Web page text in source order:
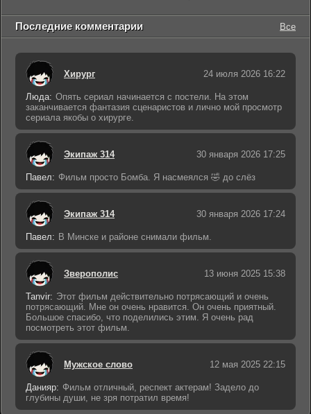
Последние комментарии Все
Хирург 24 июля 2026 16:22
Люда: Опять сериал начинается с постели. На этом
заканчивается фантазия сценаристов и лично мой просмотр
сериала якобы о хирурге.
Экипаж 314 30 января 2026 17:25
Павел: Фильм просто Бомба. Я насмеялся 🤣 до слёз
Экипаж 314 30 января 2026 17:24
Павел: В Минске и районе снимали фильм.
Зверополис 13 июня 2025 15:38
Tanvir: Этот фильм действительно потрясающий и очень
потрясающий. Мне он очень нравится. Он очень приятный.
Большое спасибо, что поделились этим. Я очень рад
посмотреть этот фильм.
Мужское слово 12 мая 2025 22:15
Данияр: Фильм отличный, респект актерам! Задело до
глубины души, не зря потратил время!